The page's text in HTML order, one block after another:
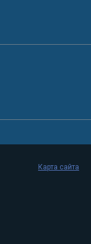
Карта сайта